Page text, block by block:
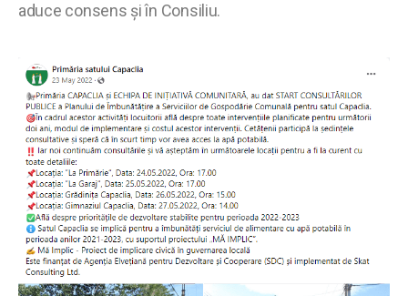
aduce consens și în Consiliu.